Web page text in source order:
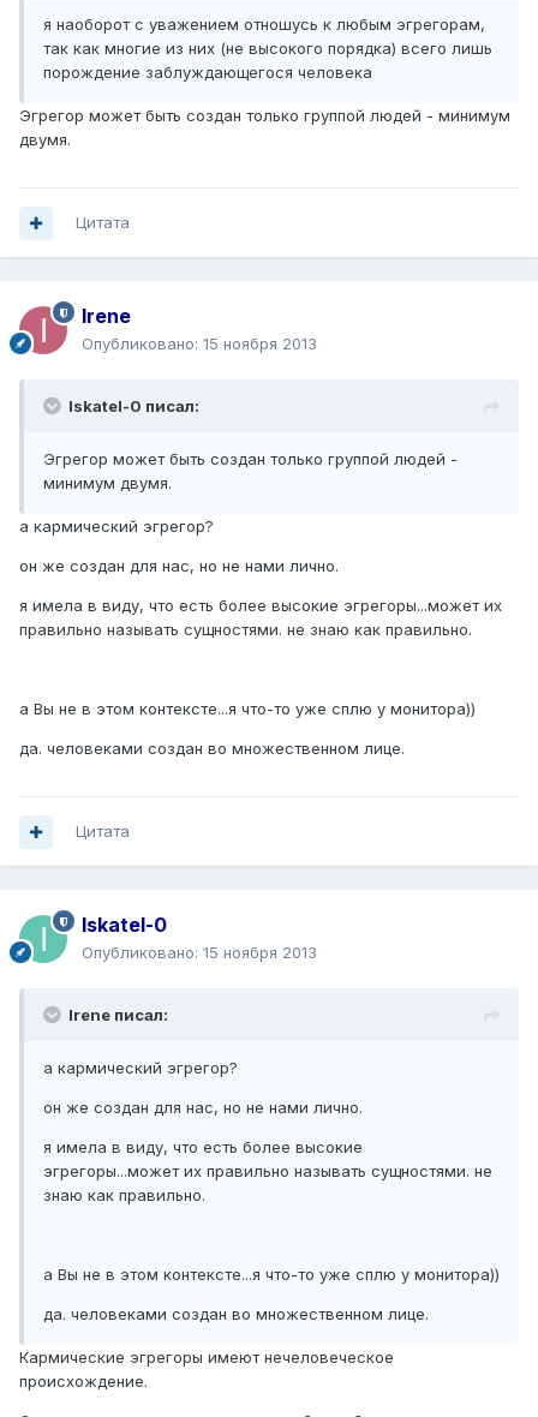
я наоборот с уважением отношусь к любым эгрегорам,
так как многие из них (не высокого порядка) всего лишь
порождение заблуждающегося человека
Эгрегор может быть создан только группой людей - минимум
двумя.
Цитата
Irene
Опубликовано: 15 ноября 2013
Iskatel-0 писал:
Эгрегор может быть создан только группой людей -
минимум двумя.
а кармический эгрегор?
он же создан для нас, но не нами лично.
я имела в виду, что есть более высокие эгрегоры...может их
правильно называть сущностями. не знаю как правильно.
а Вы не в этом контексте...я что-то уже сплю у монитора))
да. человеками создан во множественном лице.
Цитата
Iskatel-0
Опубликовано: 15 ноября 2013
Irene писал:
а кармический эгрегор?
он же создан для нас, но не нами лично.
я имела в виду, что есть более высокие
эгрегоры...может их правильно называть сущностями. не
знаю как правильно.
а Вы не в этом контексте...я что-то уже сплю у монитора))
да. человеками создан во множественном лице.
Кармические эгрегоры имеют нечеловеческое
происхождение.